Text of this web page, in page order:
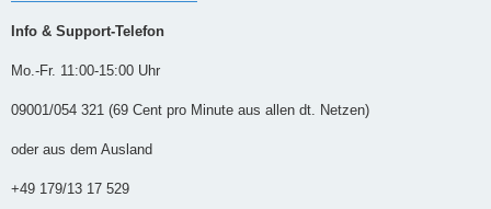
Info & Support-Telefon
Mo.-Fr. 11:00-15:00 Uhr
09001/054 321 (69 Cent pro Minute aus allen dt. Netzen)
oder aus dem Ausland
+49 179/13 17 529